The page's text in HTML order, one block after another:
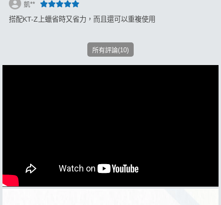
凱**
搭配KT-Z上蠟省時又省力，而且還可以重複使用
所有評論(10)